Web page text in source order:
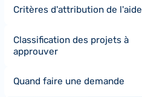
Critères d'attribution de l'aide
Classification des projets à
approuver
Quand faire une demande